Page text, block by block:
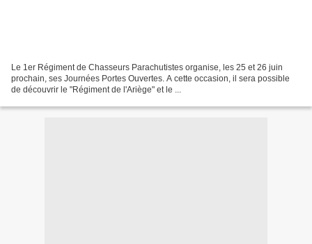
Le 1er Régiment de Chasseurs Parachutistes organise, les 25 et 26 juin
prochain, ses Journées Portes Ouvertes. A cette occasion, il sera possible
de découvrir le "Régiment de l'Ariège" et le ...